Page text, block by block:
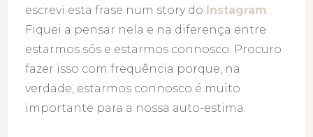
escrevi esta frase num story do Instagram.
Fiquei a pensar nela e na diferença entre
estarmos sós e estarmos connosco. Procuro
fazer isso com frequência porque, na
verdade, estarmos connosco é muito
importante para a nossa auto-estima.